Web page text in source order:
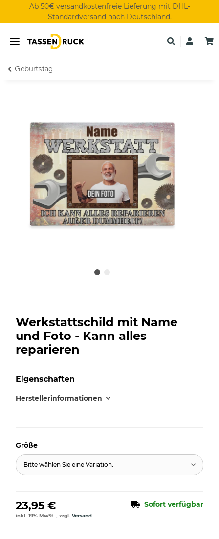
Ab 50€ versandkostenfreie Lieferung mit DHL-
Standardversand nach Deutschland.
Geburtstag
Werkstattschild mit Name
und Foto - Kann alles
reparieren
Eigenschaften
Herstellerinformationen
Größe
Bitte wählen Sie eine Variation.
23,95 € Sofort verfügbar
inkl. 19% MwSt. , zzgl. Versand